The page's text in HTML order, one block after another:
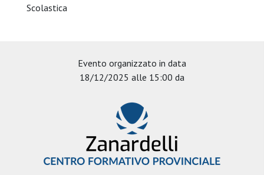
Scolastica
Evento organizzato in data
18/12/2025 alle 15:00 da